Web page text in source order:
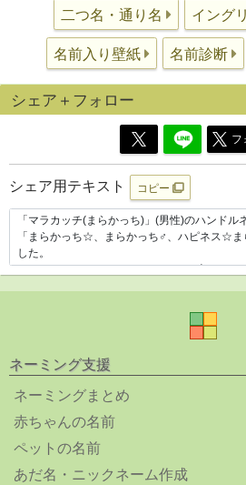
二つ名・通り名 イング
名前入り壁紙 名前診断
シェア＋フォロー
フ
シェア用テキスト コピー
ネーミング支援
ネーミングまとめ
赤ちゃんの名前
ペットの名前
あだ名・ニックネーム作成